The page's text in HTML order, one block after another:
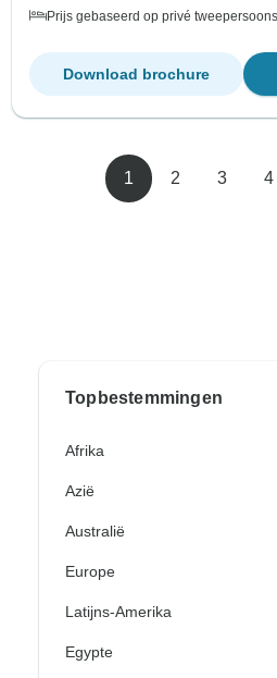
Prijs gebaseerd op privé
Download brochure
1 2 3 4
Topbestemmingen
Afrika
Azië
Australië
Europe
Latijns-Amerika
Egypte